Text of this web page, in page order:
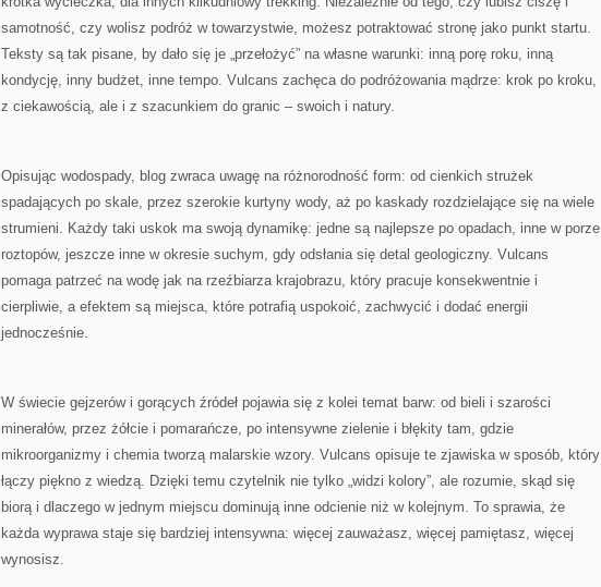
samotność, czy wolisz podróż w towarzystwie, możesz potraktować stronę jako punkt startu.
Teksty są tak pisane, by dało się je „przełożyć” na własne warunki: inną porę roku, inną
kondycję, inny budżet, inne tempo. Vulcans zachęca do podróżowania mądrze: krok po kroku,
z ciekawością, ale i z szacunkiem do granic – swoich i natury.
Opisując wodospady, blog zwraca uwagę na różnorodność form: od cienkich strużek
spadających po skale, przez szerokie kurtyny wody, aż po kaskady rozdzielające się na wiele
strumieni. Każdy taki uskok ma swoją dynamikę: jedne są najlepsze po opadach, inne w porze
roztopów, jeszcze inne w okresie suchym, gdy odsłania się detal geologiczny. Vulcans
pomaga patrzeć na wodę jak na rzeźbiarza krajobrazu, który pracuje konsekwentnie i
cierpliwie, a efektem są miejsca, które potrafią uspokoić, zachwycić i dodać energii
jednocześnie.
W świecie gejzerów i gorących źródeł pojawia się z kolei temat barw: od bieli i szarości
minerałów, przez żółcie i pomarańcze, po intensywne zielenie i błękity tam, gdzie
mikroorganizmy i chemia tworzą malarskie wzory. Vulcans opisuje te zjawiska w sposób, który
łączy piękno z wiedzą. Dzięki temu czytelnik nie tylko „widzi kolory”, ale rozumie, skąd się
biorą i dlaczego w jednym miejscu dominują inne odcienie niż w kolejnym. To sprawia, że
każda wyprawa staje się bardziej intensywna: więcej zauważasz, więcej pamiętasz, więcej
wynosisz.